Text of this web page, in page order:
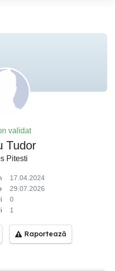
validat
Tudor
Pitesti
17.04.2024
29.07.2026
0
1
Raportează